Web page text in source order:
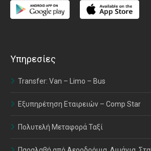
Υπηρεσίες
Transfer: Van – Limo – Bus
Εξυπηρέτηση Εταιρειών – Comp Star
Πολυτελή Μεταφορά Ταξί